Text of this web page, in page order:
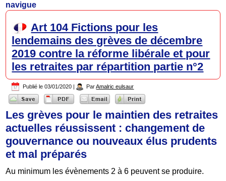
navigue
Art 104 Fictions pour les
lendemains des grèves de décembre
2019 contre la réforme libérale et pour
les retraites par répartition partie n°2
Publié le 03/01/2020 | Par Amalric eulsaur
Les grèves pour le maintien des retraites
actuelles réussissent : changement de
gouvernance ou nouveaux élus prudents
et mal préparés
Au minimum les évènements 2 à 6 peuvent se produire.